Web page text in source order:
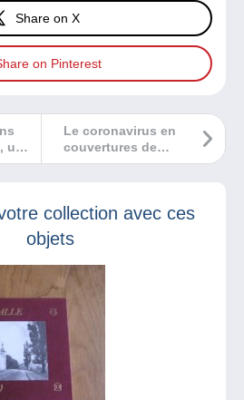
Share on X
on Pinterest
Le coronavirus en
couvertures de
bande dessinée
un
collection avec ces
objets